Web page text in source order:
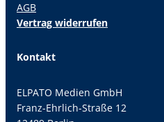
AGB
Vertrag widerrufen
Kontakt
ELPATO Medien GmbH
Franz-Ehrlich-Straße 12